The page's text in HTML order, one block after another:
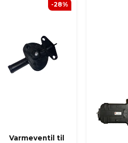
Varmeventil til
-28%